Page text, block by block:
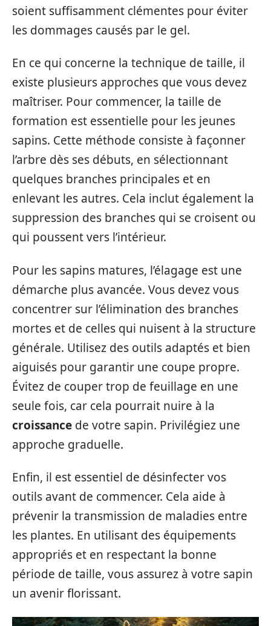
soient suffisamment clémentes pour éviter
les dommages causés par le gel.
En ce qui concerne la technique de taille, il
existe plusieurs approches que vous devez
maîtriser. Pour commencer, la taille de
formation est essentielle pour les jeunes
sapins. Cette méthode consiste à façonner
l’arbre dès ses débuts, en sélectionnant
quelques branches principales et en
enlevant les autres. Cela inclut également la
suppression des branches qui se croisent ou
qui poussent vers l’intérieur.
Pour les sapins matures, l’élagage est une
démarche plus avancée. Vous devez vous
concentrer sur l’élimination des branches
mortes et de celles qui nuisent à la structure
générale. Utilisez des outils adaptés et bien
aiguisés pour garantir une coupe propre.
Évitez de couper trop de feuillage en une
seule fois, car cela pourrait nuire à la
croissance de votre sapin. Privilégiez une
approche graduelle.
Enfin, il est essentiel de désinfecter vos
outils avant de commencer. Cela aide à
prévenir la transmission de maladies entre
les plantes. En utilisant des équipements
appropriés et en respectant la bonne
période de taille, vous assurez à votre sapin
un avenir florissant.